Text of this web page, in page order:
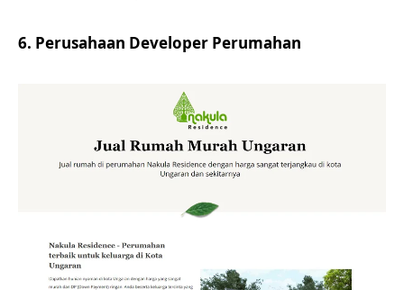
6. Perusahaan Developer Perumahan